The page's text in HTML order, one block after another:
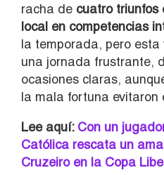
racha de cuatro triunfos
local en competencias
la temporada, pero esta
una jornada frustrante,
ocasiones claras,
la mala fortuna evitaron
Lee aquí:Con un
Católica rescata un
Cruzeiro en la Copa